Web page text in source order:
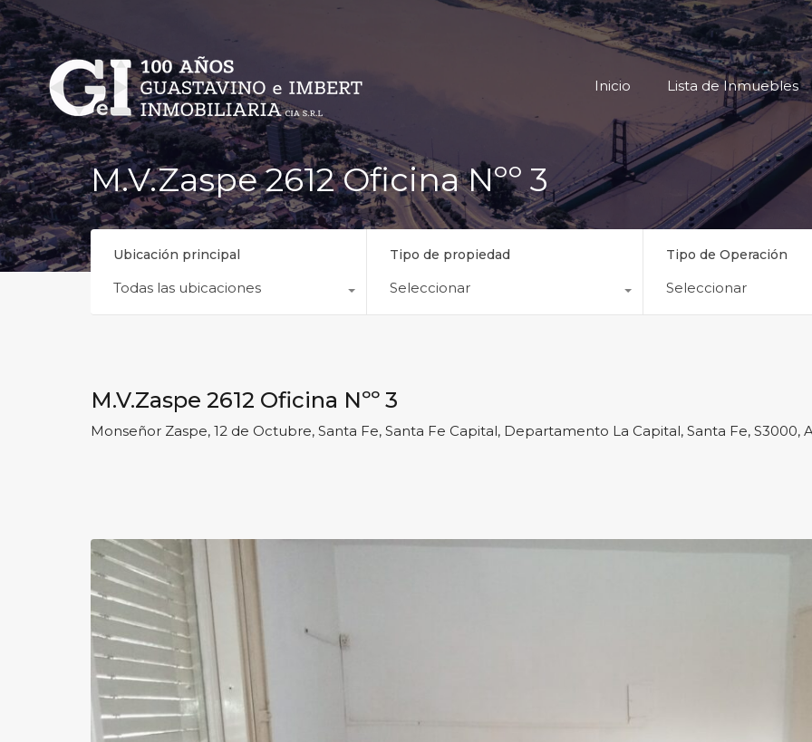
Inicio Lista
Inicio Lista de Inmuebles
M.V.Zaspe 2612 Oficina Nºº 3
Ubicación principal
Todas las ubicaciones
Tipo de propiedad
Seleccionar
Tipo de Operación
Seleccionar
M.V.Zaspe 2612 Oficina Nºº 3
Monseñor Zaspe, 12 de Octubre, Santa Fe, Santa Fe Capital, Departamento La Capital, Santa Fe, S3000,